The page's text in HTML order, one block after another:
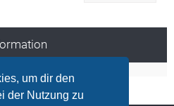
um dir den
der Nutzung zu